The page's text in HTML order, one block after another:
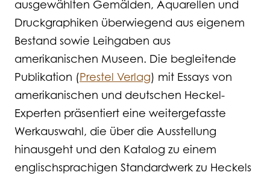
ausgewählten Gemälden, Aquarellen und
Druckgraphiken überwiegend aus eigenem
Bestand sowie Leihgaben aus
amerikanischen Museen. Die begleitende
Publikation (Prestel Verlag) mit Essays von
amerikanischen und deutschen Heckel-
Experten präsentiert eine weitergefasste
Werkauswahl, die über die Ausstellung
hinausgeht und den Katalog zu einem
englischsprachigen Standardwerk zu Heckels